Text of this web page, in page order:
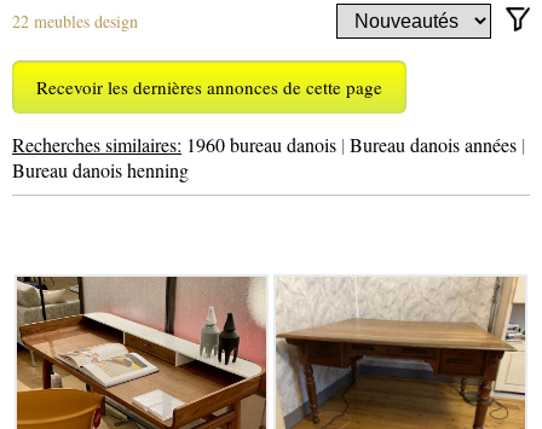
22 meubles design
Recevoir les dernières annonces de cette page
Recherches similaires: 1960 bureau danois | Bureau danois années |
Bureau danois henning